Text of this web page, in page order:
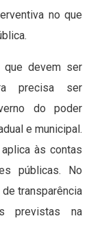
no que
que devem ser
precisa ser
do poder
e municipal.
às contas
públicas. No
transparência
previstas na